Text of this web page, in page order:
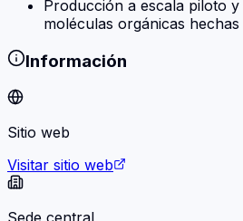
Producción a escala piloto
moléculas orgánicas hechas
Información
Sitio web
Visitar sitio web